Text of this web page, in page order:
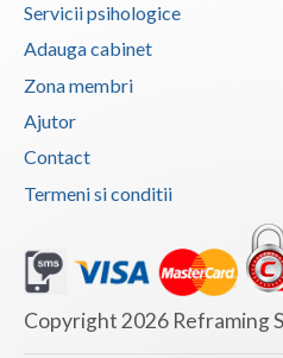
Servicii psihologice
Adauga cabinet
Zona membri
Ajutor
Contact
Termeni si conditii
Copyright 2026 Reframing